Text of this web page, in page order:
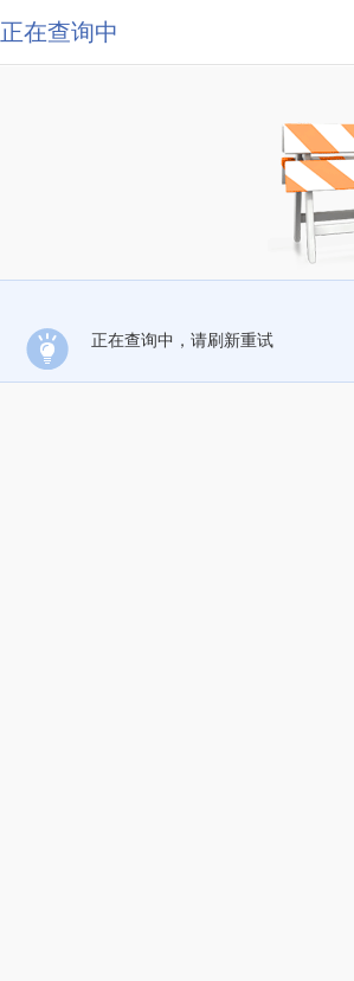
正在查询中
正在查询中，请刷新重试